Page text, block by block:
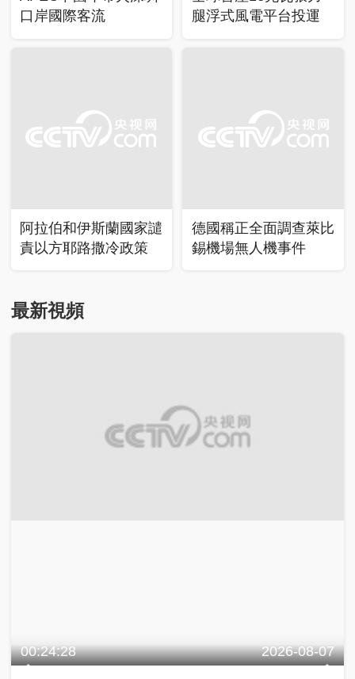
口岸國際客流
腿浮式風電平台投運
阿拉伯和伊斯蘭國家譴
責以方耶路撒冷政策
德國稱正全面調查萊比
錫機場無人機事件
最新視頻
00:24:28 2026-08-07